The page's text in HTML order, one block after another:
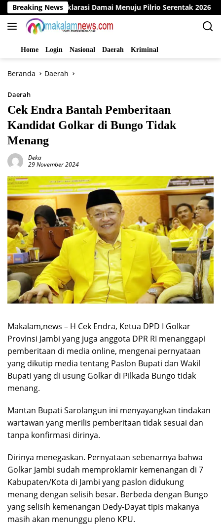
Langsung
ke
konten
Breaking News
Gelar Deklarasi Damai Menuju Pilrio Serentak 2026
Home Login Nasional Daerah Kriminal
Beranda Daerah
Daerah
Cek Endra Bantah Pemberitaan
Kandidat Golkar di Bungo Tidak
Menang
Deka
29 November 2024
Makalam,news – H Cek Endra, Ketua DPD I Golkar
Provinsi Jambi yang juga anggota DPR RI menanggapi
pemberitaan di media online, mengenai pernyataan
yang dikutip media tentang Paslon Bupati dan Wakil
Bupati yang di usung Golkar di Pilkada Bungo tidak
menang.
Mantan Bupati Sarolangun ini menyayangkan tindakan
wartawan yang merilis pemberitaan tidak sesuai dan
tanpa konfirmasi dirinya.
Dirinya menegaskan. Pernyataan sebenarnya bahwa
Golkar Jambi sudah memproklamir kemenangan di 7
Kabupaten/Kota di Jambi yang paslon didukung
menang dengan selisih besar. Berbeda dengan Bungo
yang selisih kemenangan Dedy-Dayat tipis makanya
masih akan menunggu pleno KPU.